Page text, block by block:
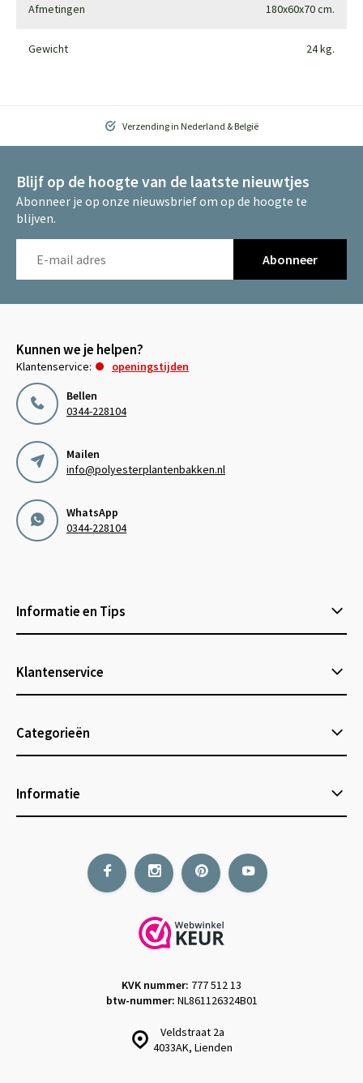
Afmetingen 180x60x70 cm.
Gewicht 24 kg.
Verzending in Nederland & België
Blijf op de hoogte van de laatste nieuwtjes
Abonneer je op onze nieuwsbrief om op de hoogte te
blijven.
Abonneer
Kunnen we je helpen?
Klantenservice:
openingstijden
Bellen
0344-228104
Mailen
info@polyesterplantenbakken.nl
WhatsApp
0344-228104
Informatie en Tips
Klantenservice
Categorieën
Informatie
Veldstraat 2a
4033AK, Lienden
KVK nummer: 777 512 13
btw-nummer: NL861126324B01